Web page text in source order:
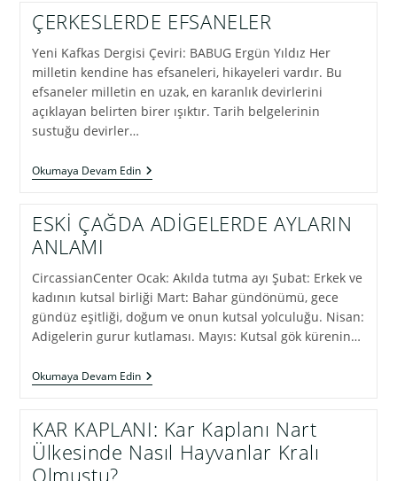
ÇERKESLERDE EFSANELER
Yeni Kafkas Dergisi Çeviri: BABUG Ergün Yıldız Her
milletin kendine has efsaneleri, hikayeleri vardır. Bu
efsaneler milletin en uzak, en karanlık devirlerini
açıklayan belirten birer ışıktır. Tarih belgelerinin
sustuğu devirler…
Okumaya Devam EdinÇERKESLERDE
EFSANELER
ESKİ ÇAĞDA ADİGELERDE AYLARIN
ANLAMI
CircassianCenter Ocak: Akılda tutma ayı Şubat: Erkek ve
kadının kutsal birliği Mart: Bahar gündönümü, gece
gündüz eşitliği, doğum ve onun kutsal yolculuğu. Nisan:
Adigelerin gurur kutlaması. Mayıs: Kutsal gök kürenin…
Okumaya Devam EdinESKİ
ÇAĞDA
AYLARIN
ANLAMI
KAR KAPLANI: Kar Kaplanı Nart
Ülkesinde Nasıl Hayvanlar Kralı
Olmuştu?